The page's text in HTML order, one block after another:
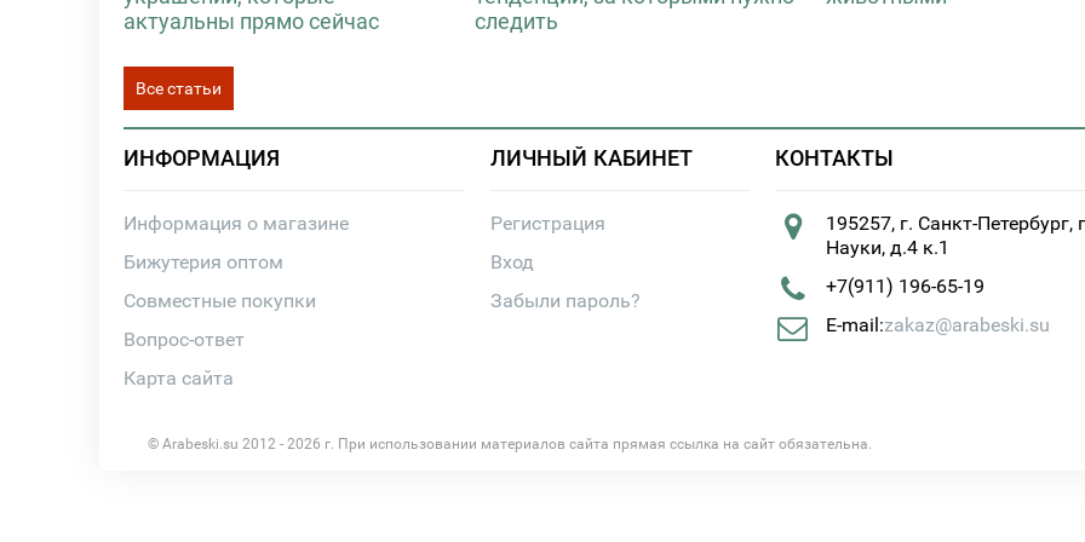
актуальны прямо сейчас
следить
Все статьи
ИНФОРМАЦИЯ
Информация о магазине
Бижутерия оптом
Совместные покупки
Вопрос-ответ
Карта сайта
ЛИЧНЫЙ КАБИНЕТ
Регистрация
Вход
Забыли пароль?
КОНТАКТЫ
195257, г. Санкт-Петербург,
Науки, д.4 к.1
+7(911) 196-65-19
E-mail:zakaz@arabeski.su
© Arabeski.su 2012 - 2026 г. При использовании материалов сайта прямая ссылка на сайт обязательна.